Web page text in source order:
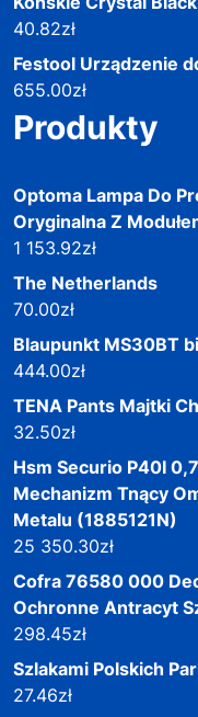
40.82zł
Festool Urządzenie
655.00zł
Produkty
Optoma Lampa Do
Oryginalna Z
1 153.92zł
The Netherlands
70.00zł
Blaupunkt MS30BT
444.00zł
TENA Pants Majtki
32.50zł
Hsm Securio P40I
Mechanizm Tnący
Metalu (1885121N)
25 350.30zł
Cofra 76580 000
Ochronne Antracyt
298.45zł
Szlakami Polskich
27.46zł